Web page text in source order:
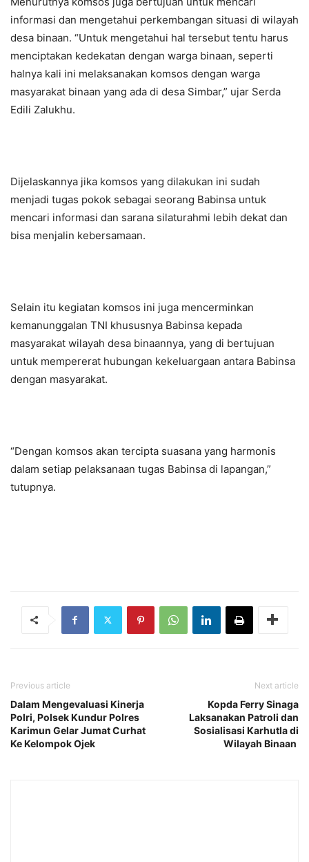
informasi dan mengetahui perkembangan situasi di wilayah
desa binaan. “Untuk mengetahui hal tersebut tentu harus
menciptakan kedekatan dengan warga binaan, seperti
halnya kali ini melaksanakan komsos dengan warga
masyarakat binaan yang ada di desa Simbar,” ujar Serda
Edili Zalukhu.
Dijelaskannya jika komsos yang dilakukan ini sudah
menjadi tugas pokok sebagai seorang Babinsa untuk
mencari informasi dan sarana silaturahmi lebih dekat dan
bisa menjalin kebersamaan.
Selain itu kegiatan komsos ini juga mencerminkan
kemanunggalan TNI khususnya Babinsa kepada
masyarakat wilayah desa binaannya, yang di bertujuan
untuk mempererat hubungan kekeluargaan antara Babinsa
dengan masyarakat.
“Dengan komsos akan tercipta suasana yang harmonis
dalam setiap pelaksanaan tugas Babinsa di lapangan,”
tutupnya.
Previous article
Dalam Mengevaluasi Kinerja
Polri, Polsek Kundur Polres
Karimun Gelar Jumat Curhat
Ke Kelompok Ojek
Next article
Kopda Ferry Sinaga
Laksanakan Patroli dan
Sosialisasi Karhutla di
Wilayah Binaan